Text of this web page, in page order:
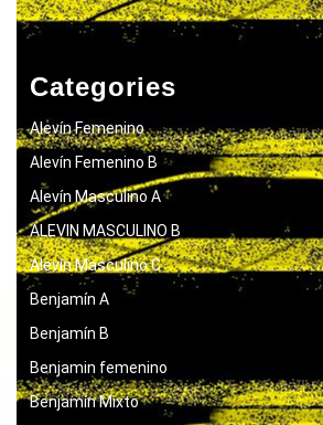
Categories
Alevín Femenino
Alevín Femenino B
Alevín Masculino A
ALEVIN MASCULINO B
Alevín Masculino C
Benjamín A
Benjamín B
Benjamin femenino
Benjamín Mixto